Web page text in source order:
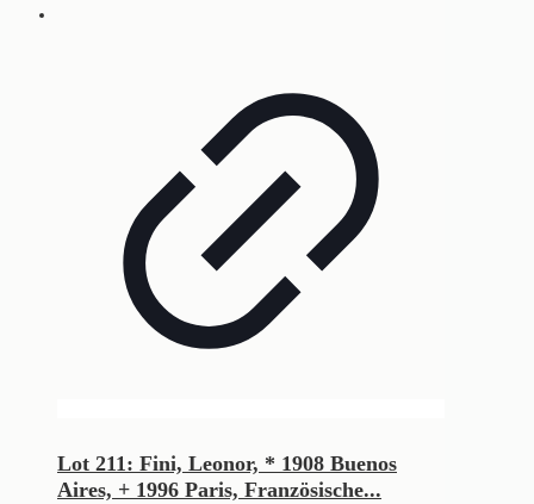
Lot 211: Fini, Leonor, * 1908 Buenos
Aires, + 1996 Paris, Französische...